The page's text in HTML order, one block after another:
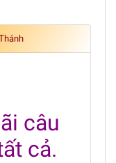
câu
cả.